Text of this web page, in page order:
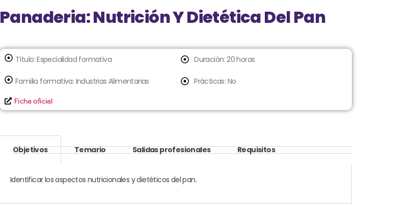
Panaderia: Nutrición Y Dietética Del Pan
Título:Especialidad formativa
Familia formativa: Industrias Alimentarias
Ficha oficial
Duración: 20 horas
Prácticas: No
Objetivos Temario Salidas profesionales Requisitos
Identificar los aspectos nutricionales y dietéticos del pan.